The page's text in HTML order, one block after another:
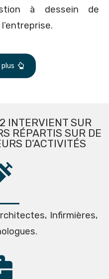
à dessein de
plus
INTERVIENT SUR
RÉPARTIS SUR DE
D’ACTIVITÉS
Infirmières,